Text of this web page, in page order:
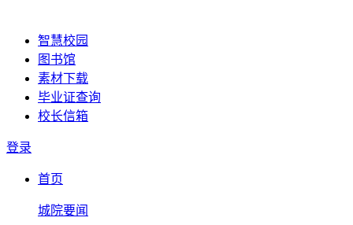
智慧校园
图书馆
素材下载
毕业证查询
校长信箱
登录
首页
城院要闻